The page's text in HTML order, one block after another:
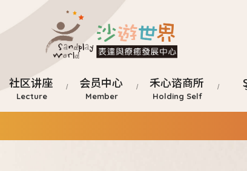
社区讲座 会员中心 禾心谘商所